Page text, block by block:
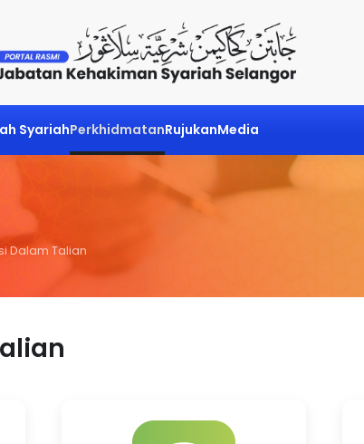
SyariahPerkhidmatanRujukanMedia
Dalam Talian